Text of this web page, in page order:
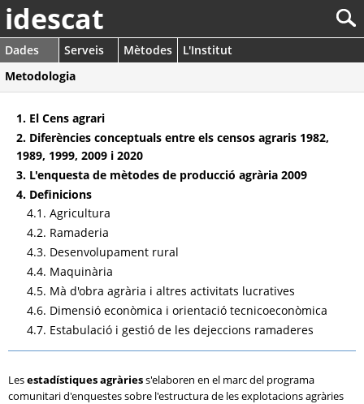
idescat
Dades Serveis Mètodes
L'Institut
Metodologia
1. El Cens agrari
2. Diferències conceptuals entre els censos agraris 1982,
1989, 1999, 2009 i 2020
3. L'enquesta de mètodes de producció agrària 2009
4. Definicions
4.1. Agricultura
4.2. Ramaderia
4.3. Desenvolupament rural
4.4. Maquinària
4.5. Mà d'obra agrària i altres activitats lucratives
4.6. Dimensió econòmica i orientació tecnicoeconòmica
4.7. Estabulació i gestió de les dejeccions ramaderes
Lesestadístiques agràriess'elaboren en el marc del programa
comunitari d'enquestes sobre l'estructura de les explotacions agràries